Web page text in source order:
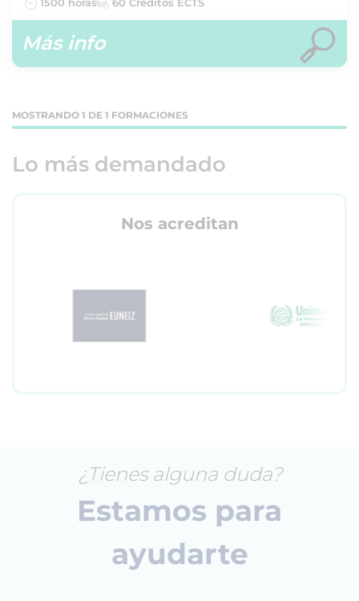
Más info
MOSTRANDO 1 DE 1 FORMACIONES
Lo más demandado
Nos acreditan
¿Tienes alguna duda?
Estamos para
ayudarte